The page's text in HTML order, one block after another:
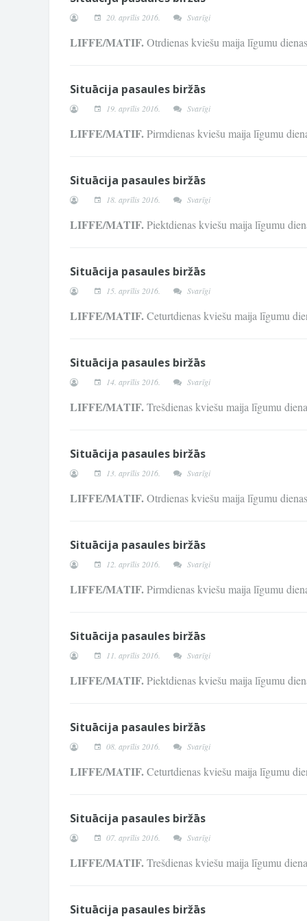
20. aprīlis 2016. Svarīgi
LIFFE/MATIF.Otrdienas kviešu maija līgumu
Situācija pasaules biržās
19. aprīlis 2016. Svarīgi
LIFFE/MATIF.Pirmdienas kviešu maija līgumu
Situācija pasaules biržās
18. aprīlis 2016. Svarīgi
LIFFE/MATIF.Piektdienas kviešu maija līgumu
Situācija pasaules biržās
15. aprīlis 2016. Svarīgi
LIFFE/MATIF.Ceturtdienas kviešu maija līgumu
Situācija pasaules biržās
14. aprīlis 2016. Svarīgi
LIFFE/MATIF.Trešdienas kviešu maija līgumu
Situācija pasaules biržās
13. aprīlis 2016. Svarīgi
LIFFE/MATIF.Otrdienas kviešu maija līgumu
Situācija pasaules biržās
12. aprīlis 2016. Svarīgi
LIFFE/MATIF.Pirmdienas kviešu maija līgumu
Situācija pasaules biržās
11. aprīlis 2016. Svarīgi
LIFFE/MATIF.Piektdienas kviešu maija līgumu
Situācija pasaules biržās
08. aprīlis 2016. Svarīgi
LIFFE/MATIF.Ceturtdienas kviešu maija līgumu
Situācija pasaules biržās
07. aprīlis 2016. Svarīgi
LIFFE/MATIF.Trešdienas kviešu maija līgumu
Situācija pasaules biržās